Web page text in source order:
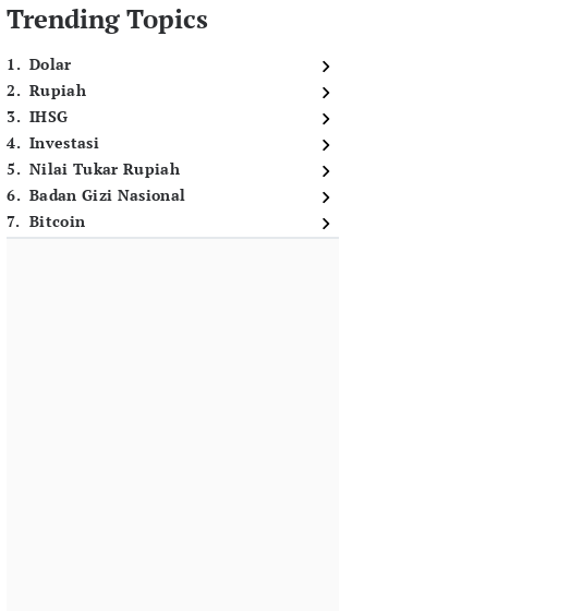
Trending Topics
1. Dolar
2. Rupiah
3. IHSG
4. Investasi
5. Nilai Tukar Rupiah
6. Badan Gizi Nasional
7. Bitcoin